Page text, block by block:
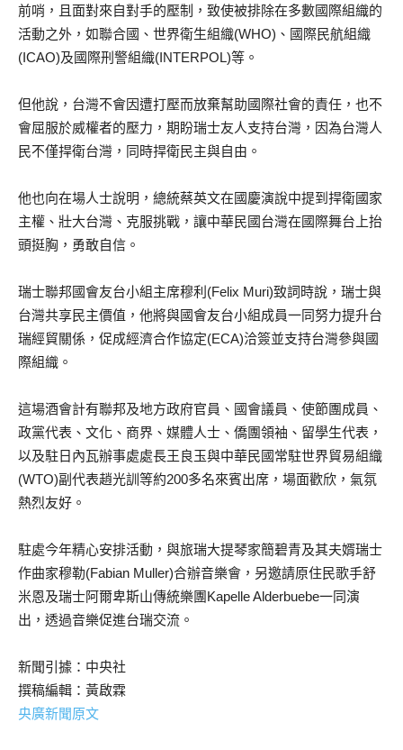
前哨，且面對來自對手的壓制，致使被排除在多數國際組織的
活動之外，如聯合國、世界衛生組織(WHO)、國際民航組織
(ICAO)及國際刑警組織(INTERPOL)等。
但他說，台灣不會因遭打壓而放棄幫助國際社會的責任，也不
會屈服於威權者的壓力，期盼瑞士友人支持台灣，因為台灣人
民不僅捍衛台灣，同時捍衛民主與自由。
他也向在場人士說明，總統蔡英文在國慶演說中提到捍衛國家
主權、壯大台灣、克服挑戰，讓中華民國台灣在國際舞台上抬
頭挺胸，勇敢自信。
瑞士聯邦國會友台小組主席穆利(Felix Muri)致詞時說，瑞士與
台灣共享民主價值，他將與國會友台小組成員一同努力提升台
瑞經貿關係，促成經濟合作協定(ECA)洽簽並支持台灣參與國
際組織。
這場酒會計有聯邦及地方政府官員、國會議員、使節團成員、
政黨代表、文化、商界、媒體人士、僑團領袖、留學生代表，
以及駐日內瓦辦事處處長王良玉與中華民國常駐世界貿易組織
(WTO)副代表趙光訓等約200多名來賓出席，場面歡欣，氣氛
熱烈友好。
駐處今年精心安排活動，與旅瑞大提琴家簡碧青及其夫婿瑞士
作曲家穆勒(Fabian Muller)合辦音樂會，另邀請原住民歌手舒
米恩及瑞士阿爾卑斯山傳統樂團Kapelle Alderbuebe一同演
出，透過音樂促進台瑞交流。
新聞引據：中央社
撰稿編輯：黃啟霖
央廣新聞原文